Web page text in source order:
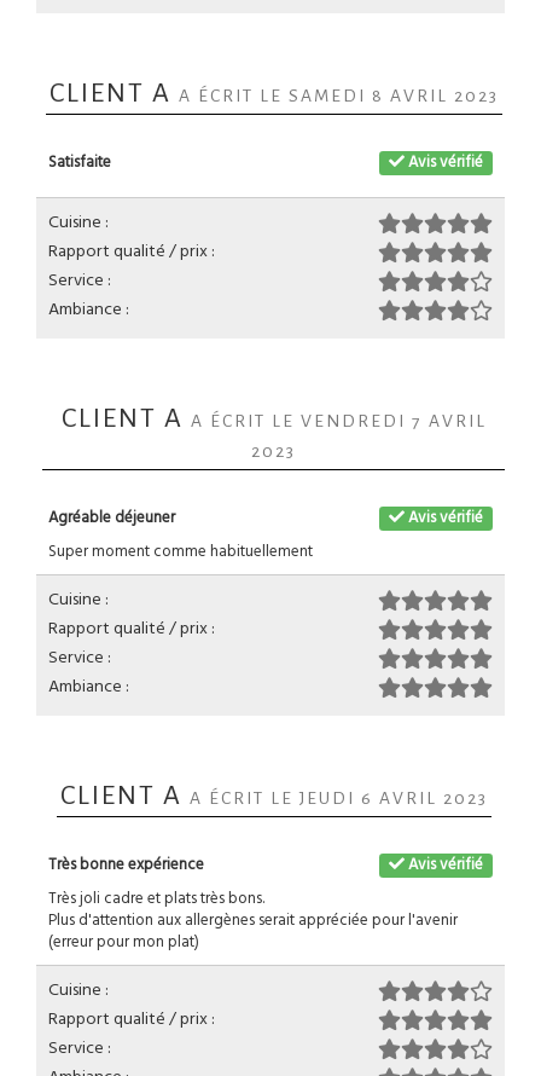
CLIENT A A ÉCRIT LE SAMEDI 8 AVRIL 2023
Avis vérifié
Satisfaite
Cuisine :
Rapport qualité / prix :
Service :
Ambiance :
CLIENT A A ÉCRIT LE VENDREDI 7 AVRIL
2023
Avis vérifié
Agréable déjeuner
Super moment comme habituellement
Cuisine :
Rapport qualité / prix :
Service :
Ambiance :
CLIENT A A ÉCRIT LE JEUDI 6 AVRIL 2023
Avis vérifié
Très bonne expérience
Très joli cadre et plats très bons.
Plus d'attention aux allergènes serait appréciée pour l'avenir
(erreur pour mon plat)
Cuisine :
Rapport qualité / prix :
Service :